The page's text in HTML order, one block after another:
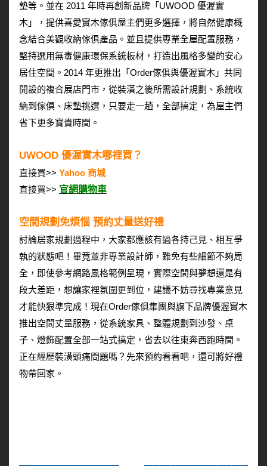
墊等。並在 2011 年時再創新品牌「UWOOD 優渥實
木」，提供喜愛實木傢俱屋主們更多選擇，將自然健康概
念結合美觀收納傢俱產品。並且提供專業全屋配置服務，
堅持選用無毒健康環保系統板材，打造出風格多變的安心
居住空間。2014 年更推出「Order傢俱與優渥實木」共同
開設的複合展店門市，從裝潢之後所需設計規劃、系統收
納到傢俱、床墊挑選，只要走一趟，全部搞定，為屋主們
省下更多寶貴時間。
UWOOD 優渥實木哪裡買？
直接買>> Yahoo 商城
直接買>> 官網購物車
空間規劃免煩惱 預約丈量送好禮
討論居家規劃過程中，大家都應該有過各持己見、相互爭
執的狀態吧！畢竟並非專業設計師，難免有些細節不夠周
全，即使參考網路風格範例呈現，實際空間與夢想還是有
段大差距，想讓家裡氛圍更到位，建議不妨尋找專業意見
才能快狠準完成！現在Order傢俱集團與旗下品牌優渥實木
推出空間丈量服務，從系統家具、整體規劃到沙發、桌
子、燈飾配置全部一站式搞定，省去以往東奔西跑時間。
正在經歷裝潢頭痛問題嗎？先來預約看看吧，還可將好禮
物帶回家。